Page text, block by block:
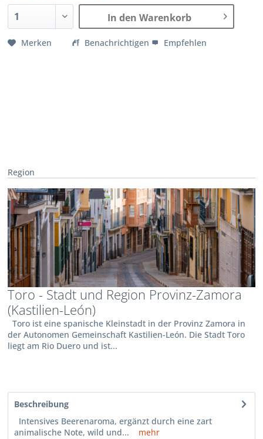
In den Warenkorb
Merken Benachrichtigen Empfehlen
Region
Toro - Stadt und Region Provinz-Zamora
(Kastilien-León)
Toro ist eine spanische Kleinstadt in der Provinz Zamora in
der Autonomen Gemeinschaft Kastilien-León. Die Stadt Toro
liegt am Rio Duero und ist...
Beschreibung
Intensives Beerenaroma, ergänzt durch eine zart
animalische Note, wild und...
mehr